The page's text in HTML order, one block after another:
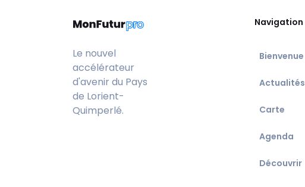
Le nouvel
accélérateur
d'avenir du Pays
de Lorient-
Quimperlé.
Navigation
Bienvenue
Actualités
Carte
Agenda
Découvrir